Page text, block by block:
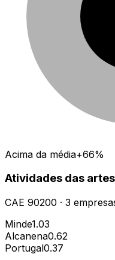
Acima da média+66%
Atividades das
CAE 90200 · 3
Minde1.03
Alcanena0.62
Portugal0.37